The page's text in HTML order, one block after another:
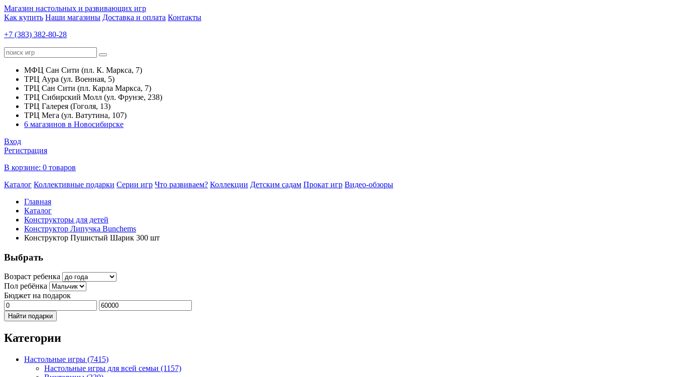
Магазин настольных и развивающих игр
Как купить Наши магазины Доставка и оплата Контакты
+7 (383) 382-80-28
МФЦ Сан Сити (пл. К. Маркса, 7)
ТРЦ Аура (ул. Военная, 5)
ТРЦ Сан Сити (пл. Карла Маркса, 7)
ТРЦ Сибирский Молл (ул. Фрунзе, 238)
ТРЦ Галерея (Гоголя, 13)
ТРЦ Мега (ул. Ватутина, 107)
6 магазинов в Новосибирске
Вход
Регистрация
В корзине: 0 товаров
Каталог Коллективные подарки Серии игр Что развиваем? Коллекции Детским садам Прокат игр Видео-обзоры
Главная
Каталог
Конструкторы для детей
Конструктор Липучка Bunchems
Конструктор Пушистый Шарик 300 шт
Выбрать
Возраст ребенка
Пол ребёнка
Бюджет на подарок
Найти подарки
Категории
Настольные игры (7415)
Настольные игры для всей семьи (1157)